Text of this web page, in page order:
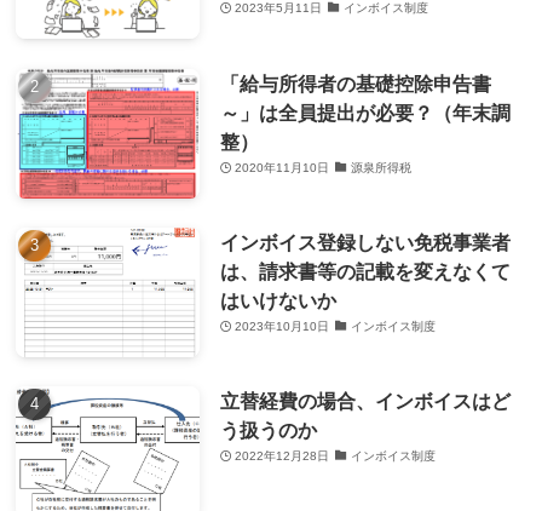
2023年5月11日 インボイス制度
「給与所得者の基礎控除申告書
～」は全員提出が必要？（年末調
整）
2020年11月10日 源泉所得税
インボイス登録しない免税事業者
は、請求書等の記載を変えなくて
はいけないか
2023年10月10日 インボイス制度
立替経費の場合、インボイスはど
う扱うのか
2022年12月28日 インボイス制度